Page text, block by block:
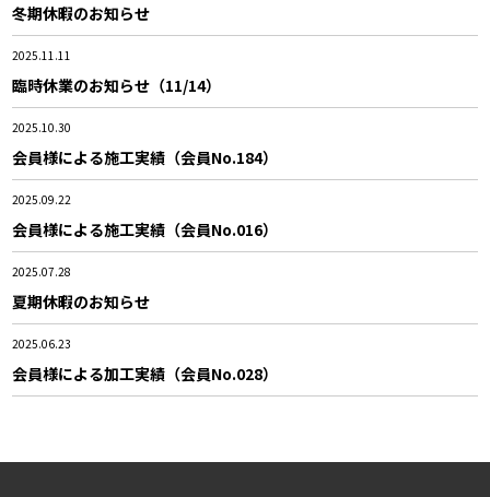
冬期休暇のお知らせ
2025.11.11
臨時休業のお知らせ（11/14）
2025.10.30
会員様による施工実績（会員No.184）
2025.09.22
会員様による施工実績（会員No.016）
2025.07.28
夏期休暇のお知らせ
2025.06.23
会員様による加工実績（会員No.028）